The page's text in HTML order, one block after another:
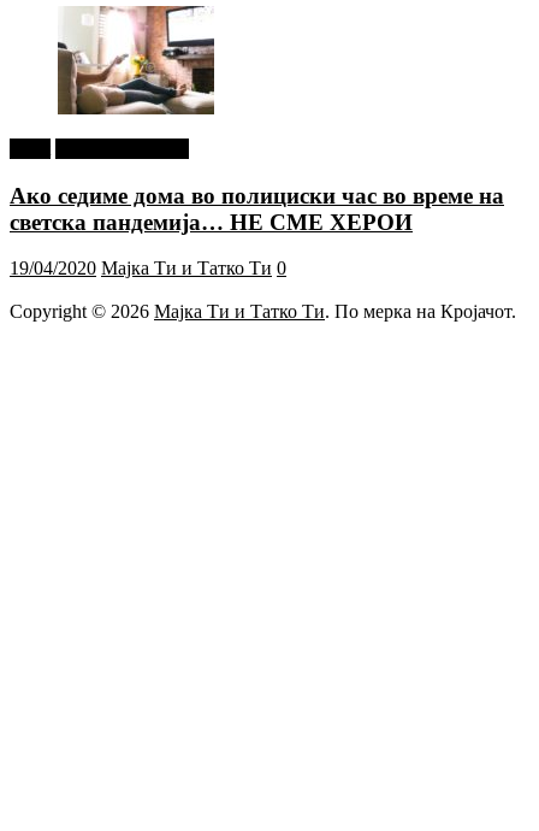
Ако седиме дома во полициски час во време на
светска пандемија… НЕ СМЕ ХЕРОИ
19/04/2020 Мајка Ти и Татко Ти 0
Copyright © 2026 Мајка Ти и Татко Ти. По мерка на Кројачот.